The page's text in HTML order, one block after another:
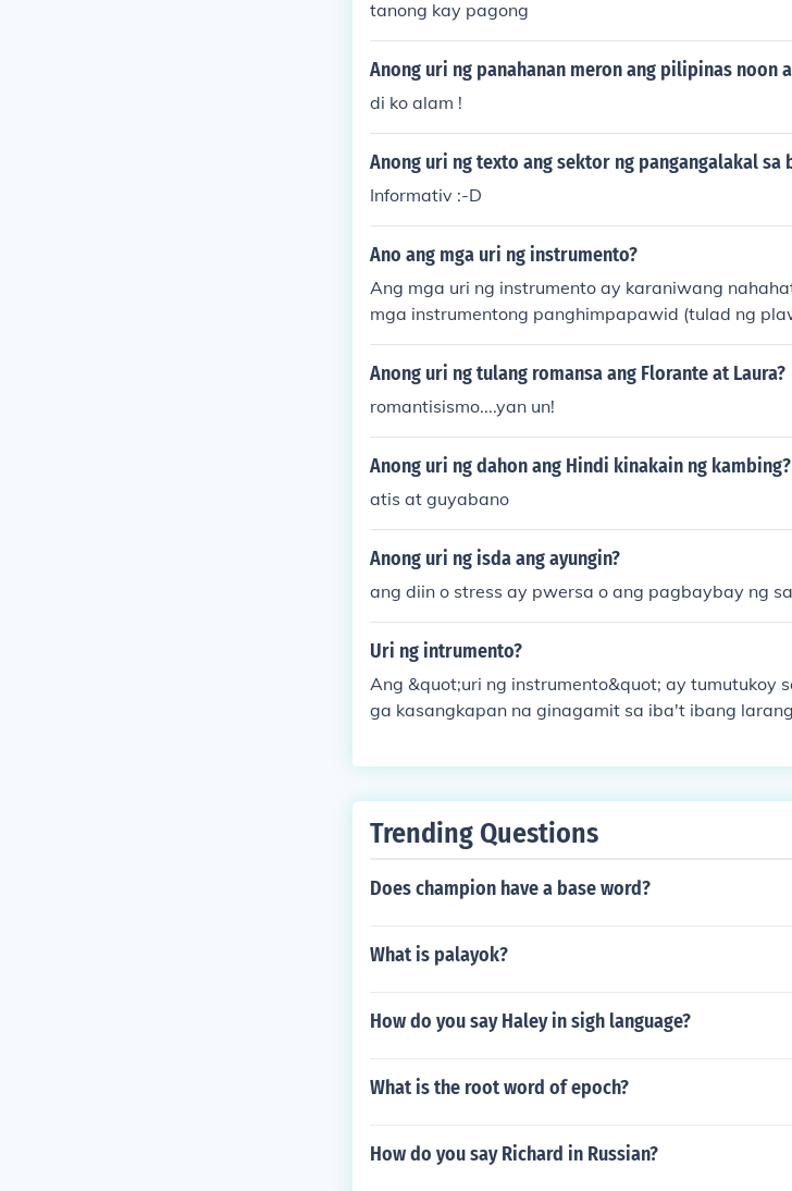
tanong kay pagong
Anong uri ng panahanan meron ang pilipinas noon
di ko alam !
Anong uri ng texto ang sektor ng pangangalakal sa
Informativ :-D
Ano ang mga uri ng instrumento?
Ang mga uri ng instrumento ay karaniwang
mga instrumentong panghimpapawid (tulad ng
ng pangkabat (tulad ng gitara at piano), at mga
mbol at maracas). Bukod dito, may mga
g katangian at gamit sa musika.
Anong uri ng tulang romansa ang Florante at Laura?
romantisismo....yan un!
Anong uri ng dahon ang Hindi kinakain ng kambing?
atis at guyabano
Anong uri ng isda ang ayungin?
ang diin o stress ay pwersa o ang pagbaybay ng
Uri ng intrumento?
Ang &quot;uri ng instrumento&quot; ay tumutukoy
ga kasangkapan na ginagamit sa iba't ibang
pok, at mga panghihip. Sa agham naman, may
Trending Questions
Does champion have a base word?
What is palayok?
How do you say Haley in sigh language?
What is the root word of epoch?
How do you say Richard in Russian?